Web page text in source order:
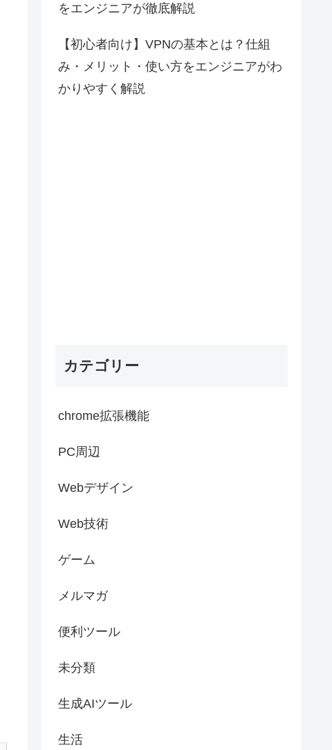
をエンジニアが徹底解説
【初心者向け】VPNの基本とは？仕組
み・メリット・使い方をエンジニアがわ
かりやすく解説
カテゴリー
chrome拡張機能
PC周辺
Webデザイン
Web技術
ゲーム
メルマガ
便利ツール
未分類
生成AIツール
生活